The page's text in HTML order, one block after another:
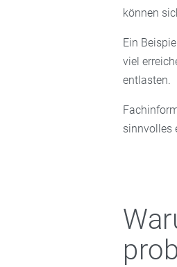
können
Ein
viel
entlasten.
sinnvolles